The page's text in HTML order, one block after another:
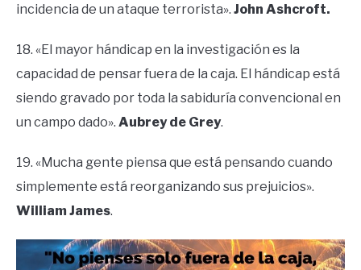
incidencia de un ataque terrorista». John Ashcroft.
18. «El mayor hándicap en la investigación es la
capacidad de pensar fuera de la caja. El hándicap está
siendo gravado por toda la sabiduría convencional en
un campo dado». Aubrey de Grey.
19. «Mucha gente piensa que está pensando cuando
simplemente está reorganizando sus prejuicios».
William James.